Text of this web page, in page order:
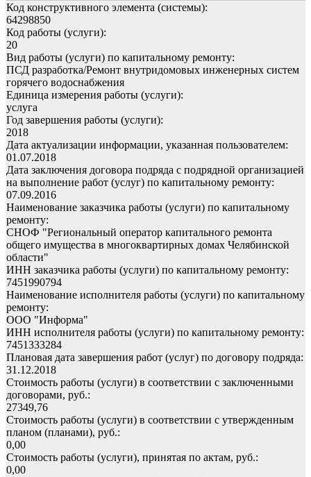
Код конструктивного элемента (системы):
64298850
Код работы (услуги):
20
Вид работы (услуги) по капитальному ремонту:
ПСД разработка/Ремонт внутридомовых инженерных систем
горячего водоснабжения
Единица измерения работы (услуги):
услуга
Год завершения работы (услуги):
2018
Дата актуализации информации, указанная пользователем:
01.07.2018
Дата заключения договора подряда с подрядной организацией
на выполнение работ (услуг) по капитальному ремонту:
07.09.2016
Наименование заказчика работы (услуги) по капитальному
ремонту:
СНОФ "Региональный оператор капитального ремонта
общего имущества в многоквартирных домах Челябинской
области"
ИНН заказчика работы (услуги) по капитальному ремонту:
7451990794
Наименование исполнителя работы (услуги) по капитальному
ремонту:
ООО "Информа"
ИНН исполнителя работы (услуги) по капитальному ремонту:
7451333284
Плановая дата завершения работ (услуг) по договору подряда:
31.12.2018
Стоимость работы (услуги) в соответствии с заключенными
договорами, руб.:
27349,76
Стоимость работы (услуги) в соответствии с утвержденным
планом (планами), руб.:
0,00
Стоимость работы (услуги), принятая по актам, руб.:
0,00